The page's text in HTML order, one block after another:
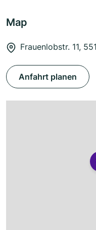
Map
Frauenlobstr. 11,
Anfahrt planen